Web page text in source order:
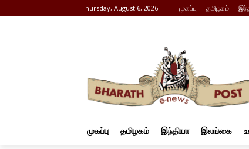
Thursday, August 6, 2026 முகப்பு தமிழகம்
முகப்பு தமிழகம் இந்தியா இலங்கை